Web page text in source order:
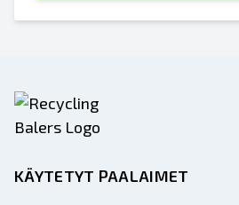
KÄYTETYT PAALAIMET